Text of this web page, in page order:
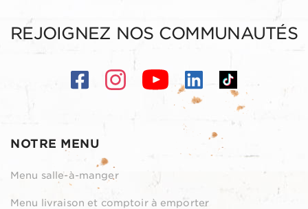
NOTRE MENU
Menu salle-à-manger
Menu livraison et comptoir à emporter
REJOIGNEZ NOS COMMUNAUTÉS